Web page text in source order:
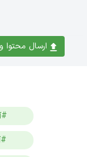
ارسال محتوا